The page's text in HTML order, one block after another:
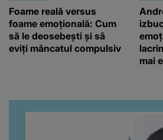
Foame reală versus
foame emoțională: Cum
să le deosebești și să
eviți mâncatul compulsiv
mai